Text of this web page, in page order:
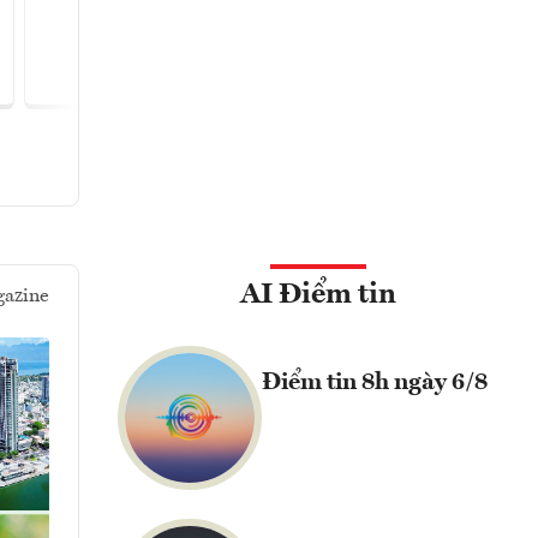
AI Điểm tin
Điểm tin 8h ngày 6/8